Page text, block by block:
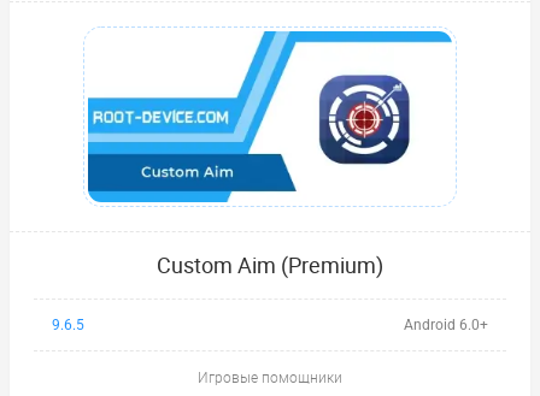
Custom Aim (Premium)
9.6.5 Android 6.0+
Игровые помощники